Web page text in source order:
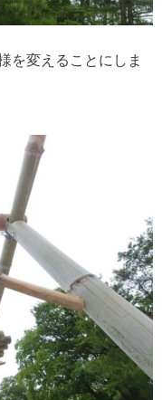
を変えることにしま